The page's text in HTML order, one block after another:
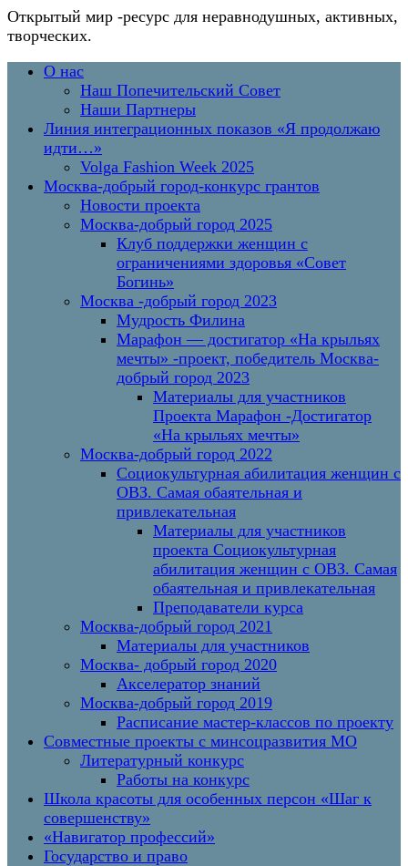
Открытый мир -ресурс для неравнодушных, активных,
творческих.
Перейти
содержимому
Основное
О нас
Наш Попечительский Совет
Наши Партнеры
Линия интеграционных показов «Я продолжаю
идти…»
Volga Fashion Week 2025
Москва-добрый город-конкурс грантов
Новости проекта
Москва-добрый город 2025
Клуб поддержки женщин с
ограничениями здоровья «Совет
Богинь»
Москва -добрый город 2023
Мудрость Филина
Марафон — достигатор «На крыльях
мечты» -проект, победитель Москва-
добрый город 2023
Материалы для участников
Проекта Марафон -Достигатор
«На крыльях мечты»
Москва-добрый город 2022
Социокультурная абилитация женщин с
ОВЗ. Самая обаятельная и
привлекательная
Материалы для участников
проекта Социокультурная
абилитация женщин с ОВЗ. Самая
обаятельная и привлекательная
Преподаватели курса
Москва-добрый город 2021
Материалы для участников
Москва- добрый город 2020
Акселератор знаний
Москва-добрый город 2019
Расписание мастер-классов по проекту
Совместные проекты с минсоцразвития МО
Литературный конкурс
Работы на конкурс
Школа красоты для особенных персон «Шаг к
совершенству»
«Навигатор профессий»
Государство и право